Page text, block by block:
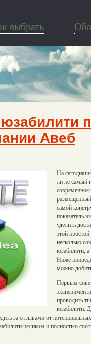
выбрать
Авеб
На
ли не самый
современное
размещенный
самой
показатель
уделить
этой
несколько
юзабилити,
Ниже
можно
Первым
проводить
юзабилити.
за отзывами от
целиком и полностью